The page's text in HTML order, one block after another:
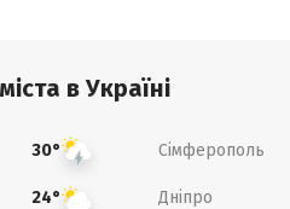
в Україні
30° Сімферополь
24° Дніпро